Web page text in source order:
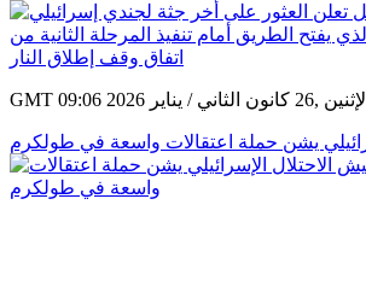
GMT 09:06 2026 الإثنين ,26 كانون الثاني / يناير
يشن حملة اعتقالات واسعة في طولكرم